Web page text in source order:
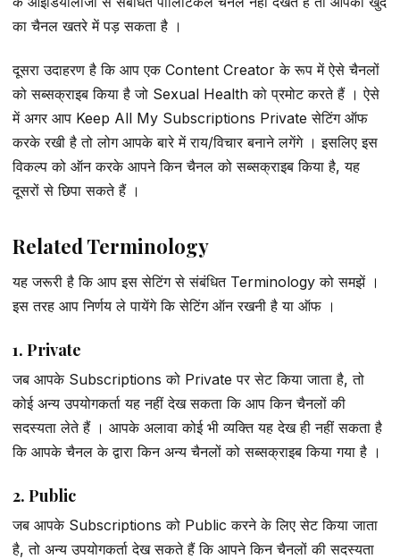
का चैनल खतरे में पड़ सकता है ।
दूसरा उदाहरण है कि आप एक Content Creator के रूप में ऐसे चैनलों
को सब्सक्राइब किया है जो Sexual Health को प्रमोट करते हैं । ऐसे
में अगर आप Keep All My Subscriptions Private सेटिंग ऑफ
करके रखी है तो लोग आपके बारे में राय/विचार बनाने लगेंगे । इसलिए इस
विकल्प को ऑन करके आपने किन चैनल को सब्सक्राइब किया है, यह
दूसरों से छिपा सकते हैं ।
Related Terminology
यह जरूरी है कि आप इस सेटिंग से संबंधित Terminology को समझें ।
इस तरह आप निर्णय ले पायेंगे कि सेटिंग ऑन रखनी है या ऑफ ।
1. Private
जब आपके Subscriptions को Private पर सेट किया जाता है, तो
कोई अन्य उपयोगकर्ता यह नहीं देख सकता कि आप किन चैनलों की
सदस्यता लेते हैं । आपके अलावा कोई भी व्यक्ति यह देख ही नहीं सकता है
कि आपके चैनल के द्वारा किन अन्य चैनलों को सब्सक्राइब किया गया है ।
2. Public
जब आपके Subscriptions को Public करने के लिए सेट किया जाता
है, तो अन्य उपयोगकर्ता देख सकते हैं कि आपने किन चैनलों की सदस्यता